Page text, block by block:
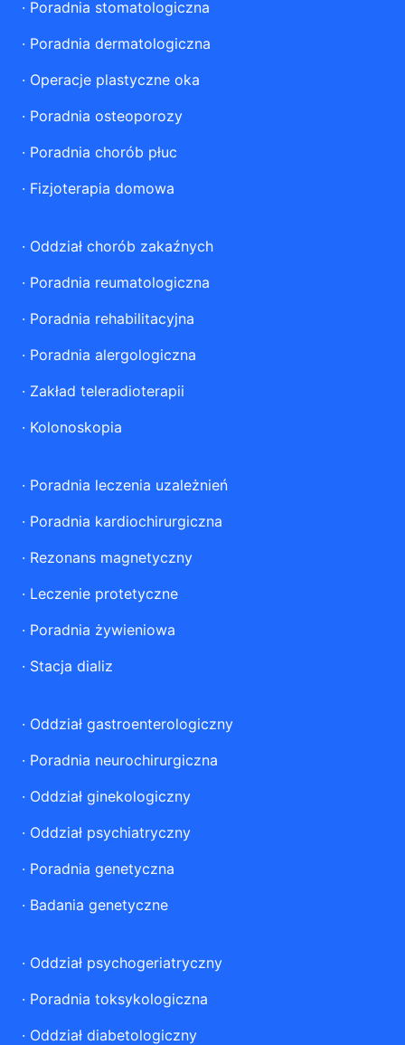
· Poradnia stomatologiczna
· Poradnia dermatologiczna
· Operacje plastyczne oka
· Poradnia osteoporozy
· Poradnia chorób płuc
· Fizjoterapia domowa
· Oddział chorób zakaźnych
· Poradnia reumatologiczna
· Poradnia rehabilitacyjna
· Poradnia alergologiczna
· Zakład teleradioterapii
· Kolonoskopia
· Poradnia leczenia uzależnień
· Poradnia kardiochirurgiczna
· Rezonans magnetyczny
· Leczenie protetyczne
· Poradnia żywieniowa
· Stacja dializ
· Oddział gastroenterologiczny
· Poradnia neurochirurgiczna
· Oddział ginekologiczny
· Oddział psychiatryczny
· Poradnia genetyczna
· Badania genetyczne
· Oddział psychogeriatryczny
· Poradnia toksykologiczna
· Oddział diabetologiczny